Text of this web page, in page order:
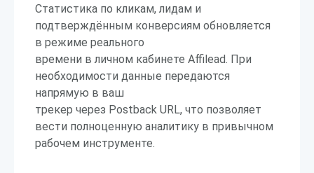
Статистика по кликам, лидам и
подтверждённым конверсиям обновляется
в режиме реального
времени в личном кабинете Affilead. При
необходимости данные передаются
напрямую в ваш
трекер через Postback URL, что позволяет
вести полноценную аналитику в привычном
рабочем инструменте.